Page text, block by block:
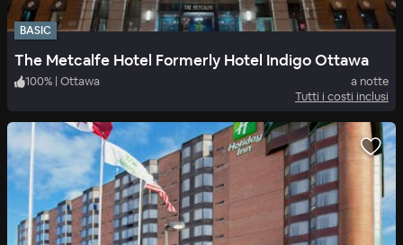
BASIC
The Metcalfe Hotel Formerly Hotel Indigo Ottawa
100% | Ottawa
a notte
Tutti i costi inclusi